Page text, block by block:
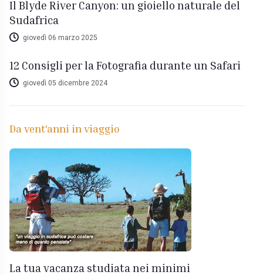
Il Blyde River Canyon: un gioiello naturale del
Sudafrica
giovedì 06 marzo 2025
12 Consigli per la Fotografia durante un Safari
giovedì 05 dicembre 2024
Da vent'anni in viaggio
La tua vacanza studiata nei minimi